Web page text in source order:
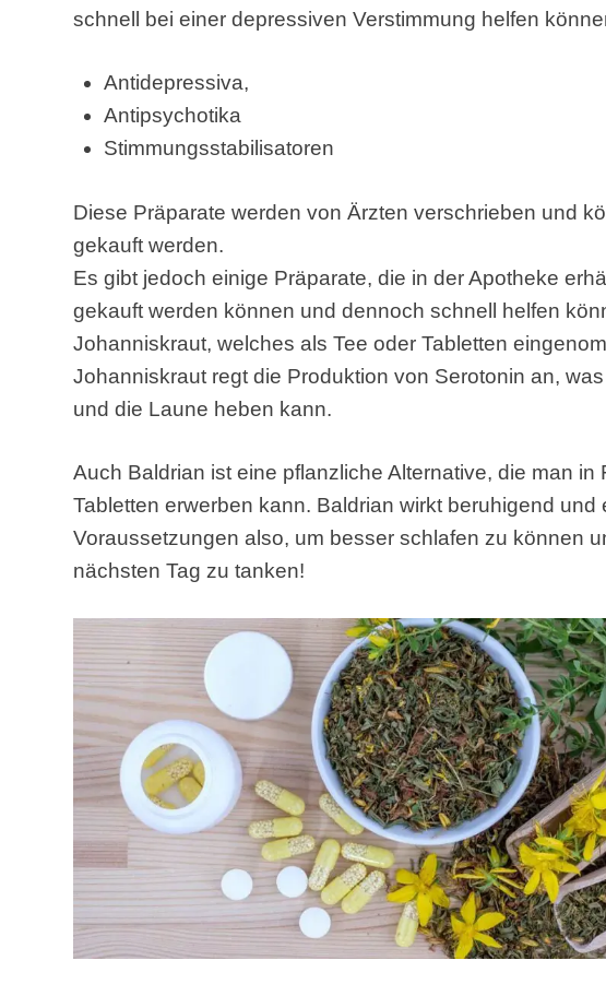
schnell bei einer depressiven Verstimmung helfen
Antidepressiva,
Antipsychotika
Stimmungsstabilisatoren
Diese Präparate werden von Ärzten verschrieben und
gekauft werden.
Es gibt jedoch einige Präparate, die in der Apotheke
gekauft werden können und dennoch schnell helfen
Johanniskraut, welches als Tee oder Tabletten
Johanniskraut regt die Produktion von Serotonin an,
und die Laune heben kann.
Auch Baldrian ist eine pflanzliche Alternative, die man in
Tabletten erwerben kann. Baldrian wirkt beruhigend
Voraussetzungen also, um besser schlafen zu können
nächsten Tag zu tanken!